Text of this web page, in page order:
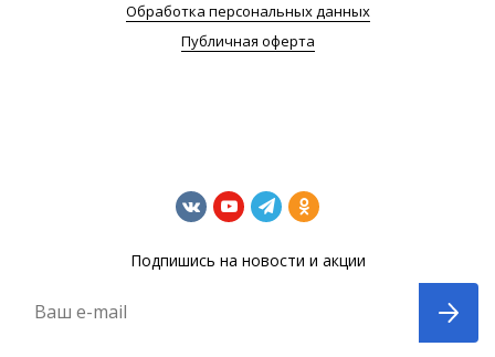
Обработка персональных данных
Публичная оферта
Подпишись на новости и акции
Ваш e-mail